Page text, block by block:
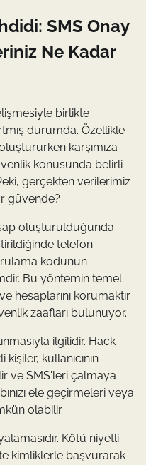
SMS Onay
Ne Kadar
birlikte
durumda. Özellikle
karşımıza
konusunda belirli
gerçekten verilerimiz
güvende?
oluşturulduğunda
telefon
kodunun
Bu yöntemin temel
hesaplarını korumaktır.
zaafları bulunuyor.
ilgilidir. Hack
kullanıcının
ve SMS'leri çalmaya
ele geçirmeleri veya
olabilir.
Kötü niyetli
kimliklerle başvurarak